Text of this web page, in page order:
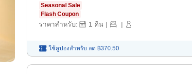
Seasonal Sale
Flash Coupon
ราคาสำหรับ: 1 คืน | |
ใช้คูปองสำหรับ ลด ฿370.50